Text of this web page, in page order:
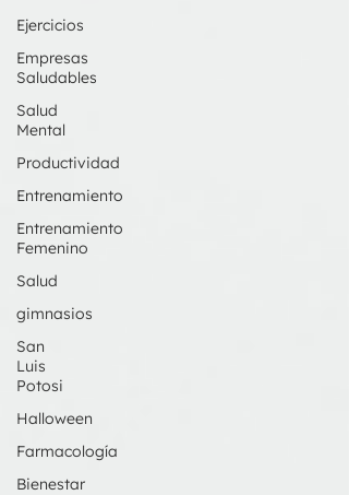
Ejercicios
Empresas
Saludables
Salud
Mental
Productividad
Entrenamiento
Entrenamiento
Femenino
Salud
gimnasios
San
Luis
Potosi
Halloween
Farmacología
Bienestar